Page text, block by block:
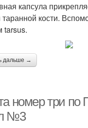
капсула
кости.
tarsus.
дальше →
номер три по
№3